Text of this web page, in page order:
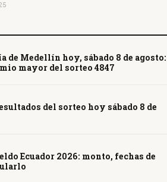
de Medellín hoy, sábado 8 de agosto:
mayor del sorteo 4847
del sorteo hoy sábado 8 de
Ecuador 2026: monto, fechas de